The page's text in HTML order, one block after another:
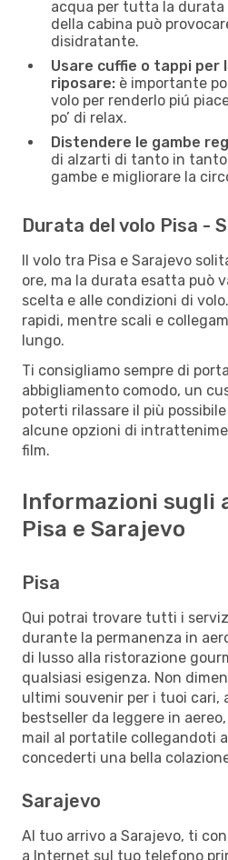
acqua per tutta la durata
della cabina può
disidratante.
Usare cuffie o tappi per
riposare: è importante
volo per renderlo piú
po’ di relax.
Distendere le gambe
di alzarti di tanto in
gambe e migliorare la
Durata del volo Pisa -
Il volo tra Pisa e Sarajevo
ore, ma la durata esatta può
scelta e alle condizioni di
rapidi, mentre scali e
lungo.
Ti consigliamo sempre di
abbigliamento comodo, un
poterti rilassare il più
alcune opzioni di
film.
Informazioni sugli
Pisa e Sarajevo
Pisa
Qui potrai trovare tutti i
durante la permanenza in
di lusso alla ristorazione
qualsiasi esigenza. Non
ultimi souvenir per i tuoi cari,
bestseller da leggere in
mail al portatile collegandoti
concederti una bella
Sarajevo
Al tuo arrivo a Sarajevo, ti
a Internet sul tuo telefono